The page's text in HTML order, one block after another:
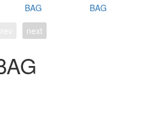
next